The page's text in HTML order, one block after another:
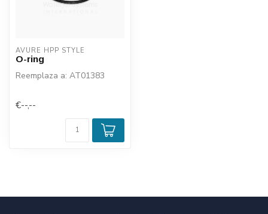
AVURE HPP STYLE
O-ring
Reemplaza a: AT01383
€--,--